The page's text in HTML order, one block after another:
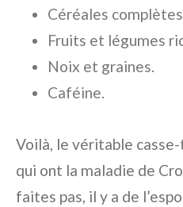
Céréales
Fruits et légumes
Noix et graines.
Caféine.
Voilà, le véritable
qui ont la maladie de
faites pas, il y a de